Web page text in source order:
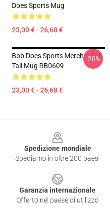
Does Sports Mug
23,00 € - 26,68 €
Bob Does Sports Merch Il Bob
Tall Mug RB0609
23,00 € - 26,68 €
-20%
Spedizione mondiale
Spediamo in oltre 200 paesi
Garanzia internazionale
Offerto nel paese di utilizzo